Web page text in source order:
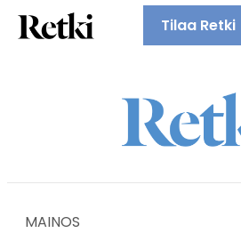
Siirry
suoraan
Retki-lehti
Tilaa Retki
MAINOS